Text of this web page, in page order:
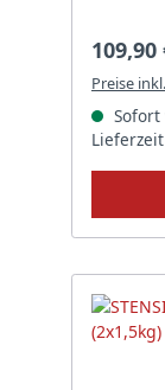
109,90
Preise